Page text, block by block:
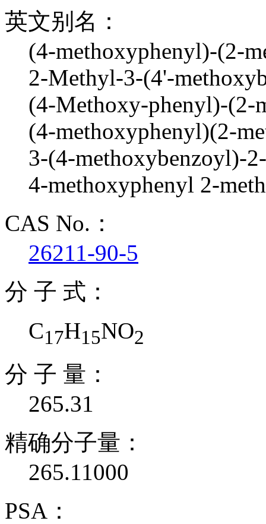
英文别名：
(4-methoxyphenyl)-(2-
2-Methyl-3-(4'-
(4-Methoxy-phenyl)-
(4-methoxyphenyl)(2-
3-(4-methoxybenzoyl)-
4-methoxyphenyl 2-
CAS No.：
26211-90-5
分 子 式：
C17H15NO2
分 子 量：
265.31
精确分子量：
265.11000
PSA：